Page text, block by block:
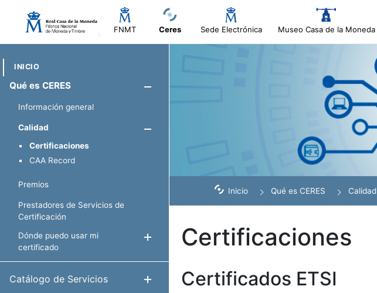
FNMT Ceres Sede Electrónica Museo Casa de la Moneda
INICIO
Qué es CERES
Información general
Calidad
Certificaciones
CAA Record
Premios
Prestadores de Servicios de
Certificación
Dónde puedo usar mi
certificado
Mostrar/Ocultar
Catálogo de Servicios
Mostrar/Ocultar
Inicio Qué es CERES Calidad
Certificaciones
Certificados ETSI